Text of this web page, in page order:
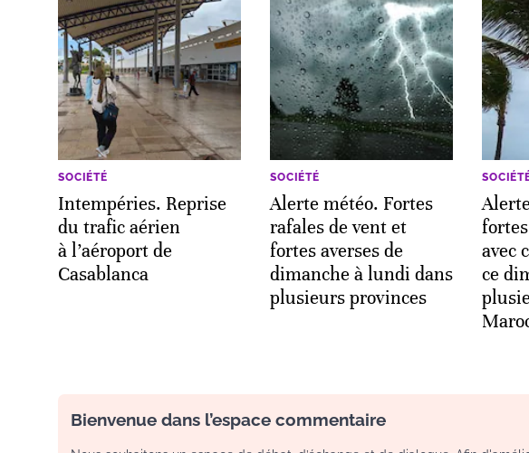
SOCIÉTÉ
Intempéries. Reprise
du trafic aérien
à l’aéroport de
Casablanca
SOCIÉTÉ
Alerte météo. Fortes
rafales de vent et
fortes averses de
dimanche à lundi dans
plusieurs provinces
avec
ce
Bienvenue dans l’espace commentaire